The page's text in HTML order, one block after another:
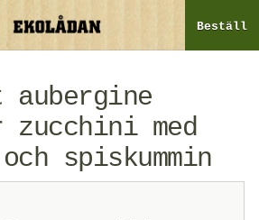
Beställ
aubergine
med
spiskummin